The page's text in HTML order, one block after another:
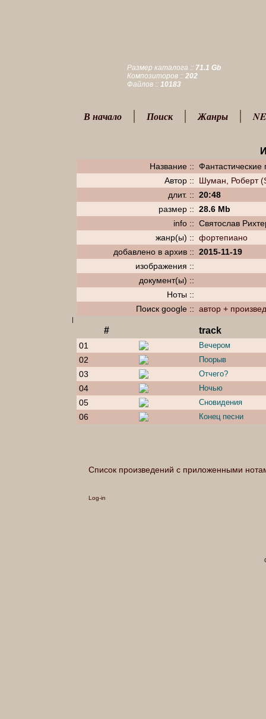
Размер каталога :: 71.1 Gb
Композиторов :: 202
Файлов :: 10183
В начало Поиск Жанры
Название ::
Автор ::
Шуман, Роберт
длит. :: 20:48
размер :: 28.6 Mb
info :: Святослав
жанр(ы) :: фортепиано
добавлено в архив :: 2015-11-19
изображения ::
документ(ы) ::
Ноты ::
Поиск google :: автор +
|
# track
01 Вечером
02 Поорыв
03 Отчего?
04 Ночью
05 Сновидения
06 Конец песни
Список произведений с приложенными
Log-in